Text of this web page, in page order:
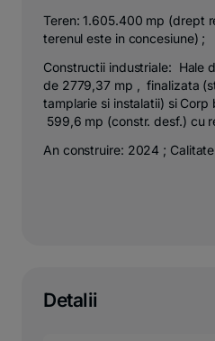
Teren: 1.605.400 mp (drept
terenul este in concesiune) ;
Constructii industriale: Hale
de 2779,37 mp , finalizata
tamplarie si instalatii) si
599,6 mp (constr. desf.) cu
An construire: 2024 ;
Detalii